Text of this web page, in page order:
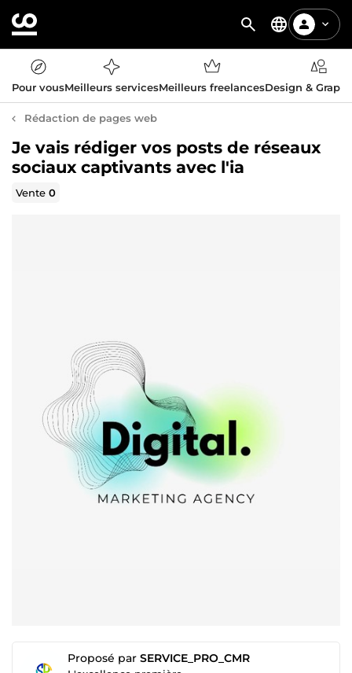
Pour vousMeilleurs servicesMeilleurs freelancesDesign &
Rédaction de pages web
Je vais rédiger vos posts de réseaux
sociaux captivants avec l'ia
Vente0
Proposé par SERVICE_PRO_CMR